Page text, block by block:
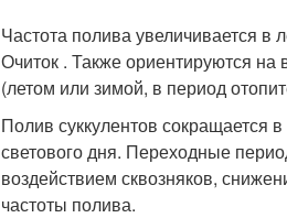
Частота полива увеличивается в
Очиток . Также ориентируются
(летом или зимой, в период
Полив суккулентов сокращается
светового дня. Переходные
воздействием сквозняков,
частоты полива.